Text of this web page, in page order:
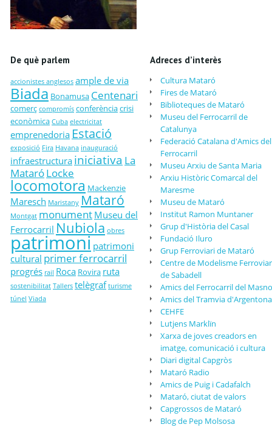
De què parlem
accionistes anglesos ample de via
Biada Bonamusa Centenari
comerç compromís conferènciacrisi
econòmica Cuba electricitat
emprenedoria Estació
exposició Fira Havana inauguració
infraestructurainiciativa La
MataróLocke
locomotora Mackenzie
Maresch Maristany Mataró
Montgat monumentMuseu del
Ferrocarril Nubiola obres
patrimonipatrimoni
cultural primer ferrocarril
progrés rail Roca Rovira ruta
sostenibilitat Tallers telègraf turisme
túnel Viada
Adreces d’interès
Cultura Mataró
Fires de Mataró
Biblioteques de Mataró
Museu del Ferrocarril de
Catalunya
Federació Catalana d'Amics del
Ferrocarril
Museu Arxiu de Santa Maria
Arxiu Històric Comarcal del
Maresme
Museu de Mataró
Institut Ramon Muntaner
Grup d'Història del Casal
Fundació Iluro
Grup Ferroviari de Mataró
Centre de Modelisme
de Sabadell
Amics del Ferrocarril del
Amics del Tramvia d'Argentona
CEHFE
Lutjens Marklïn
Xarxa de joves creadors en
imatge, comunicació i cultura
Diari digital Capgròs
Mataró Radio
Amics de Puig i Cadafalch
Mataró, ciutat de valors
Capgrossos de Mataró
Blog de Pep Molsosa